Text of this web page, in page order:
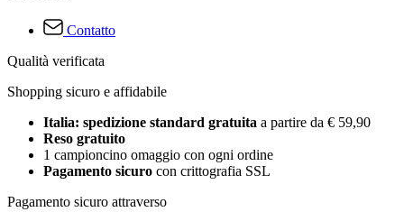
Contatto
Qualità verificata
Shopping sicuro e affidabile
Italia: spedizione standard gratuita a partire da € 59,90
Reso gratuito
1 campioncino omaggio con ogni ordine
Pagamento sicuro con crittografia SSL
Pagamento sicuro attraverso